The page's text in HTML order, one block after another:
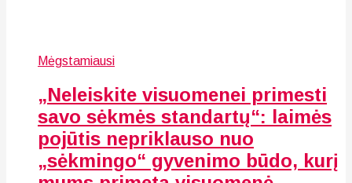
Mėgstamiausi
„Neleiskite visuomenei primesti
savo sėkmės standartų“: laimės
pojūtis nepriklauso nuo
„sėkmingo“ gyvenimo būdo, kurį